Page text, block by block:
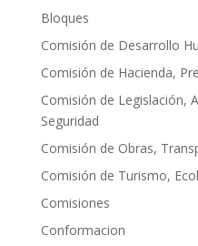
Bloques
Comisión de Desarrollo
Comisión de Hacienda,
Comisión de Legislación,
Seguridad
Comisión de Obras,
Comisión de Turismo,
Comisiones
Conformacion